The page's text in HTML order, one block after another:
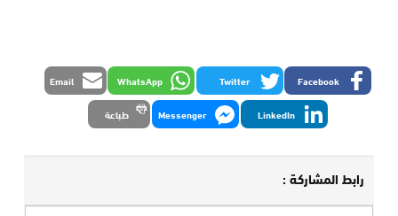
Facebook
Twitter
WhatsApp
Email
LinkedIn
Messenger طباعة
رابط المشاركة :